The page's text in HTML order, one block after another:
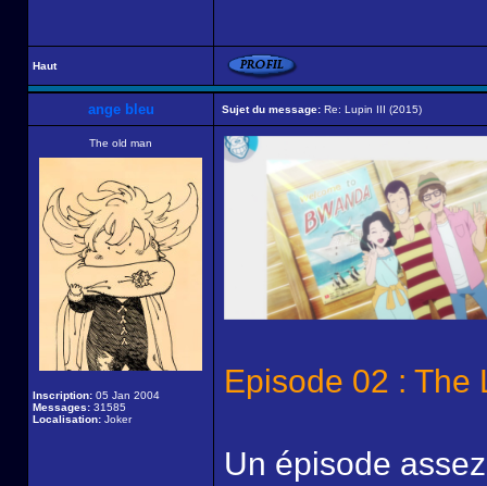
Haut
ange bleu Sujet du message: Re: Lupin III (2015)
The old man
Inscription: 05 Jan 2004
Messages: 31585
Localisation: Joker
Episode 02 : The
Un épisode